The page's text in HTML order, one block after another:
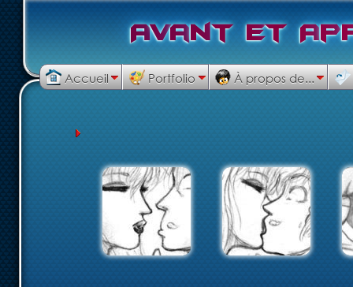
Avant et Ap
Accueil Portfolio À propos de...